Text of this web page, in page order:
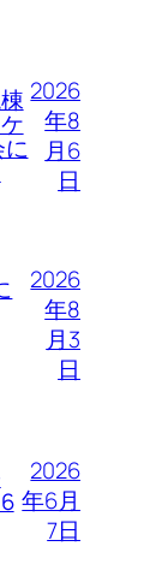
2026
年8
月6
日
2026
年8
月3
日
2026
年6月
7日